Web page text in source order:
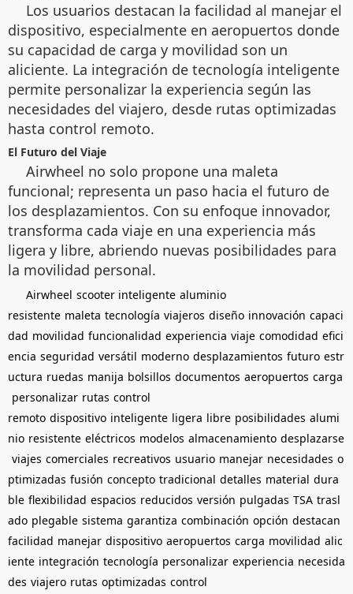
Los usuarios destacan la facilidad al manejar el
dispositivo, especialmente en aeropuertos donde
su capacidad de carga y movilidad son un
aliciente. La integración de tecnología inteligente
permite personalizar la experiencia según las
necesidades del viajero, desde rutas optimizadas
hasta control remoto.
El Futuro del Viaje
Airwheel no solo propone una maleta
funcional; representa un paso hacia el futuro de
los desplazamientos. Con su enfoque innovador,
transforma cada viaje en una experiencia más
ligera y libre, abriendo nuevas posibilidades para
la movilidad personal.
Airwheel scooter inteligente aluminio
resistente maleta tecnología viajeros diseño innovación capaci
dad movilidad funcionalidad experiencia viaje comodidad efici
encia seguridad versátil moderno desplazamientos futuro estr
uctura ruedas manija bolsillos documentos aeropuertos carga
personalizar rutas control
remoto dispositivo inteligente ligera libre posibilidades alumi
nio resistente eléctricos modelos almacenamiento desplazarse
viajes comerciales recreativos usuario manejar necesidades o
ptimizadas fusión concepto tradicional detalles material dura
ble flexibilidad espacios reducidos versión pulgadas TSA trasl
ado plegable sistema garantiza combinación opción destacan
facilidad manejar dispositivo aeropuertos carga movilidad alic
iente integración tecnología personalizar experiencia necesida
des viajero rutas optimizadas control